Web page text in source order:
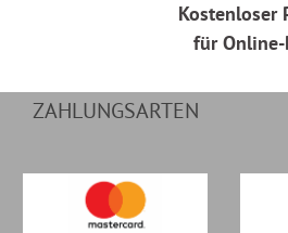
Kostenloser
für
ZAHLUNGSARTEN